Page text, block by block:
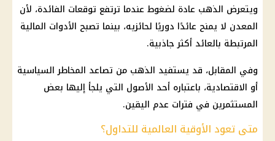
ويتعرض الذهب عادة لضغوط عندما ترتفع توقعات الفائدة، لأن
المعدن لا يمنح عائدًا دوريًا لحائزيه، بينما تصبح الأدوات المالية
المرتبطة بالعائد أكثر جاذبية.
وفي المقابل، قد يستفيد الذهب من تصاعد المخاطر السياسية
أو الاقتصادية، باعتباره أحد الأصول التي يلجأ إليها بعض
المستثمرين في فترات عدم اليقين.
متى تعود الأوقية العالمية للتداول؟